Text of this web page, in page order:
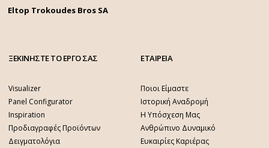
Eltop Trokoudes Bros SA
ΞΕΚΙΝΗΣΤΕ ΤΟ ΕΡΓΟ ΣΑΣ
Visualizer
Panel Configurator
Inspiration
Προδιαγραφές Προϊόντων
Δειγματολόγια
ΕΤΑΙΡΕΙΑ
Ποιοι Είμαστε
Ιστορική Αναδρομή
Η Υπόσχεση Μας
Ανθρώπινο Δυναμικό
Ευκαιρίες Καριέρας